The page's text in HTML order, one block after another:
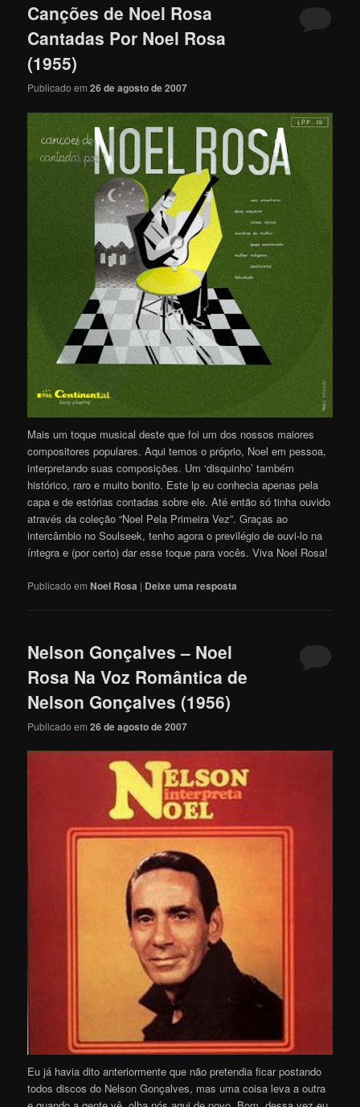
Canções de Noel Rosa
Cantadas Por Noel Rosa
(1955)
Publicado em26 de agosto de 2007
Mais um toque musical deste que foi um dos nossos maiores
compositores populares. Aqui temos o próprio, Noel em pessoa,
interpretando suas composições. Um ‘disquinho’ também
histórico, raro e muito bonito. Este lp eu conhecia apenas pela
capa e de estórias contadas sobre ele. Até então só tinha ouvido
através da coleção “Noel Pela Primeira Vez”. Graças ao
intercâmbio no Soulseek, tenho agora o previlégio de ouvi-lo na
íntegra e (por certo) dar esse toque para vocês. Viva Noel Rosa!
Publicado em Noel Rosa | Deixe uma resposta
Nelson Gonçalves – Noel
Rosa Na Voz Romântica de
Nelson Gonçalves (1956)
Publicado em26 de agosto de 2007
Eu já havia dito anteriormente que não pretendia ficar postando
todos discos do Nelson Gonçalves, mas uma coisa leva a outra